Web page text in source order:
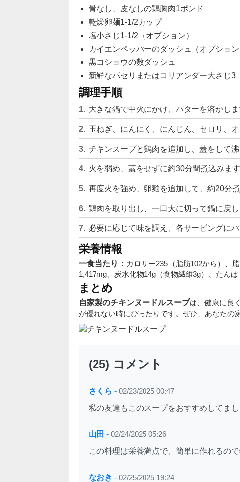
骨なし、皮なしの鶏胸肉1ポンド
乾燥卵麺1-1/2カップ
塩小さじ1-1/2（オプション）
カイエンペッパーのダッシュ（オプション
黒コショウの数ダッシュ
新鮮なパセリまたはコリアンダー大さじ3
調理手順
大きな鍋で中火にかけ、バターを溶かしま
玉ねぎ、にんにく、にんじん、セロリ、
チキンスープと鶏肉を追加し、蓋をして沸
火を弱め、蓋をせずに約30分間煮込みます
再度火を強め、卵麺を追加して、約20分煮
鶏肉を取り出し、一口大に切って鍋に戻し
必要に応じて味を調え、各サービングに
栄養情報
一食当たり： カロリー235（脂肪102から）、
1,417mg、炭水化物14g（食物繊維3g）、たんぱ
まとめ
自家製のチキンヌードルスープは、健康に良
が優れない時にぴったりです。ぜひ、あなたの
(25) コメント
さくら - 02/23/2025 00:47
私の友達もこのスープをおすすめしてま
山田 - 02/24/2025 05:26
この料理は栄養満点で、簡単に作れるの
なおき - 02/25/2025 19:24